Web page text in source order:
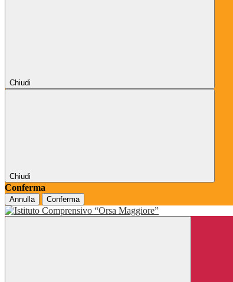
Chiudi
Chiudi
Conferma
Annulla Conferma